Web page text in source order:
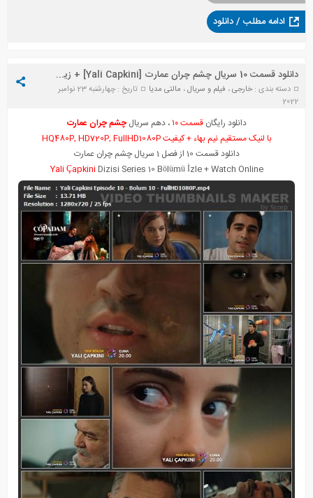
ادامه مطلب / دانلود
دانلود قسمت 10 سریال چشم چران عمارت [Yali Capkini] + زیرنویس
دسته بندی :خارجی، فیلم و سریال، مالتی مدیا
تاریخ : چهارشنبه 23 نوامبر
2022
دانلود رایگانقسمت ۱۰ ، دهم سریالچشم چران عمارت
با لنیک مستقیم نیم بهاء + کیفیت HQ480P, HD720P, FullHD1080P
دانلود قسمت 10 از فصل 1 سریال چشم چران عمارت
Yali ÇapkiniDizisi Series 10 Bölümüİzle + Watch Online